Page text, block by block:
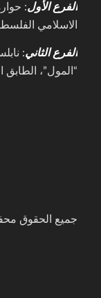
الفرع الأول:
الاسلامي
الفرع الثاني:
“المول”، الطابق
جميع الحقوق